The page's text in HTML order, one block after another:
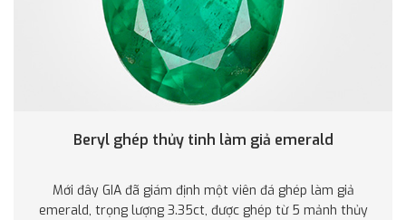
Beryl ghép thủy tinh làm giả emerald
Mới đây GIA đã giám định một viên đá ghép làm giả
emerald, trọng lượng 3.35ct, được ghép từ 5 mảnh thủy